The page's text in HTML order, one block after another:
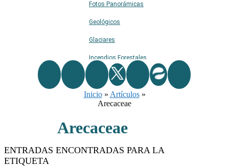
Fotos Panorámicas
Geológicos
Glaciares
Incendios Forestales
Naturaleza
Ríos
Terremotos
Topográficos
Inicio» Artículos»
Arecaceae
Arecaceae
ENTRADAS ENCONTRADAS PARA LA
ETIQUETA